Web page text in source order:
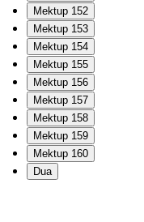
Mektup 152
Mektup 153
Mektup 154
Mektup 155
Mektup 156
Mektup 157
Mektup 158
Mektup 159
Mektup 160
Dua